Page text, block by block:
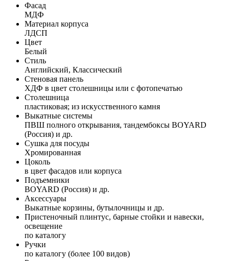
Фасад
МДФ
Материал корпуса
ЛДСП
Цвет
Белый
Стиль
Английский, Классический
Стеновая панель
ХДФ в цвет столешницы или с фотопечатью
Столешница
пластиковая; из искусственного камня
Выкатные системы
ПВШ полного открывания, тандембоксы BOYARD
(Россия) и др.
Сушка для посуды
Хромированная
Цоколь
в цвет фасадов или корпуса
Подъемники
BOYARD (Россия) и др.
Аксессуары
Выкатные корзины, бутылочницы и др.
Пристеночный плинтус, барные стойки и навески,
освещение
по каталогу
Ручки
по каталогу (более 100 видов)